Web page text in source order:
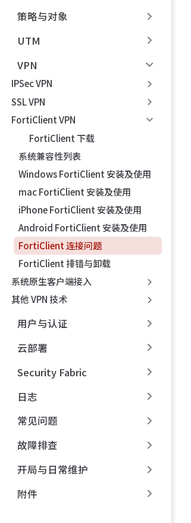
策略与对象
UTM
VPN
IPSec VPN
SSL VPN
FortiClient VPN
FortiClient 下载
系统兼容性列表
Windows FortiClient 安装及使用
mac FortiClient 安装及使用
iPhone FortiClient 安装及使用
Android FortiClient 安装及使用
FortiClient 连接问题
FortiClient 排错与卸载
系统原生客户端接入
其他 VPN 技术
用户与认证
云部署
Security Fabric
日志
常见问题
故障排查
开局与日常维护
附件